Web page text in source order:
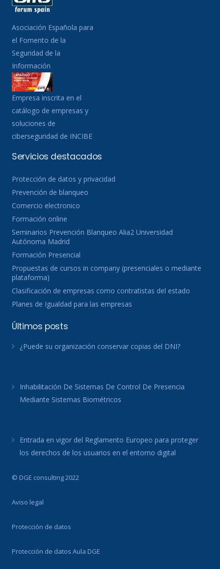
Asociación Española para
el Fomento de la
Seguridad de la
Información
Empresa inscrita en el
catálogo de empresas y
soluciones de
ciberseguridad de INCIBE
Servicios destacados
Protección de datos y privacidad
Prevención de blanqueo
Comercio electronico
Formación online
Seminarios Prevención Blanqueo Alia2 Universidad
Autónoma Madrid
Formación Presencial
Propuestas de cursos in company (presenciales o mediante
plataforma)
Clasificación de empresas como contratistas del estado
Planes de Igualdad para las empresas
Últimos posts
¿Puede su organización conservar copias del DNI?
Inhabilitación De Sistemas De Control De Presencia
Mediante Sistemas Biométricos
Entrada en vigor del Reglamento Europeo para proteger
los derechos de los usuarios en el entorno digital
© DGE consulting 2022
Aviso legal
Protección de datos
Protección de datos Aula DGE